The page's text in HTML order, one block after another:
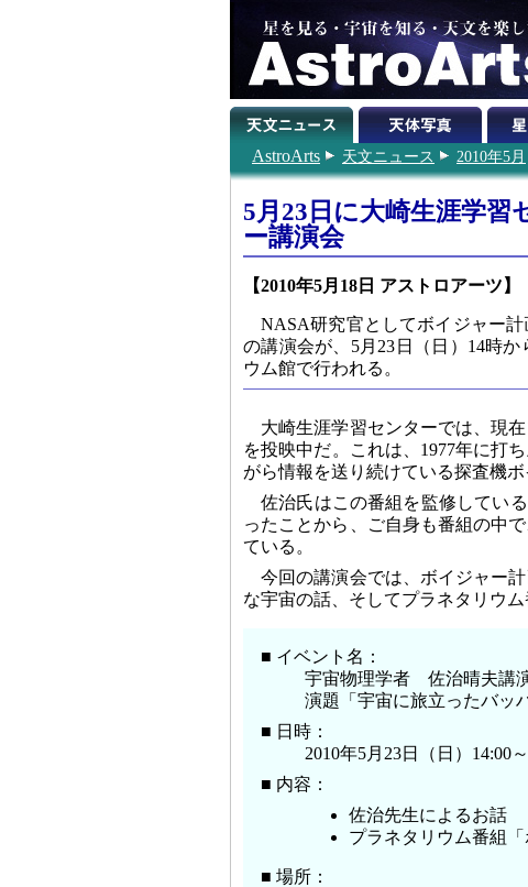
AstroArts 天文ニュース 2010年5月
5月23日に大崎生涯学習
ー講演会
【2010年5月18日 アストロアーツ】
NASA研究官としてボイジャー
の講演会が、5月23日（日）14時
ウム館で行われる。
大崎生涯学習センターでは、現
を投映中だ。これは、1977年に打
がら情報を送り続けている探査機ボ
佐治氏はこの番組を監修してい
ったことから、ご自身も番組の中
ている。
今回の講演会では、ボイジャー
な宇宙の話、そしてプラネタリウ
■ イベント名：
宇宙物理学者 佐治晴夫講
演題「宇宙に旅立ったバッ
■ 日時：
2010年5月23日（日）14:00
■ 内容：
佐治先生によるお話
プラネタリウム番組
■ 場所：